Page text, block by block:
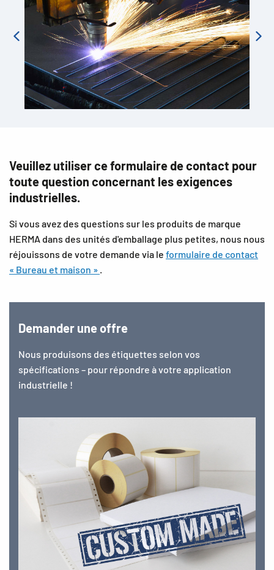
Veuillez utiliser ce formulaire de contact pour
toute question concernant les exigences
industrielles.
Si vous avez des questions sur les produits de marque
HERMA dans des unités d'emballage plus petites, nous nous
réjouissons de votre demande via le formulaire de contact
« Bureau et maison »
Demander une offre
Nous produisons des étiquettes selon vos
spécifications – pour répondre à votre application
industrielle !